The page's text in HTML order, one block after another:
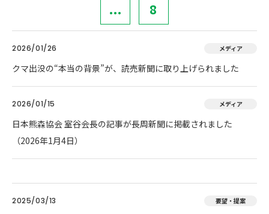
... 8
2026/01/26 メディア
クマ出没の“本当の背景”が、読売新聞に取り上げられました
2026/01/15 メディア
日本熊森協会 室谷会長の記事が長周新聞に掲載されました
（2026年1月4日）
2025/03/13 要望・提案